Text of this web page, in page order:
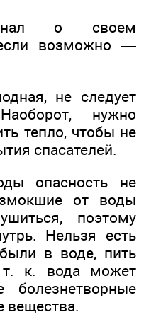
о своем
возможно —
не следует
нужно
тепло, чтобы не
спасателей.
опасность не
от воды
поэтому
Нельзя есть
в воде, пить
т. к. вода может
болезнетворные
вещества.